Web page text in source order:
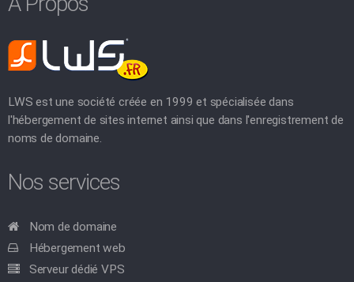
LWS est une société créée en 1999 et spécialisée dans
l'hébergement de sites internet ainsi que dans l'enregistrement de
noms de domaine.
Nos services
Nom de domaine
Hébergement web
Serveur dédié VPS